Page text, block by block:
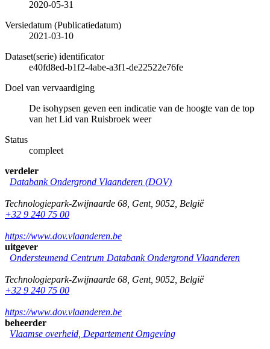
2020-05-31
Versiedatum (Publicatiedatum)
2021-03-10
Dataset(serie) identificator
e40fd8ed-b1f2-4abe-a3f1-de22522e76fe
Doel van vervaardiging
De isohypsen geven een indicatie van de hoogte van de top
van het Lid van Ruisbroek weer
Status
compleet
verdeler
Databank Ondergrond Vlaanderen (DOV)
Technologiepark-Zwijnaarde 68 Gent, 9052 België
+32 9 240 75 00
https://www.dov.vlaanderen.be
uitgever
Ondersteunend Centrum Databank Ondergrond Vlaanderen
Technologiepark-Zwijnaarde 68 Gent, 9052 België
+32 9 240 75 00
https://www.dov.vlaanderen.be
beheerder
Vlaamse overheid, Departement Omgeving